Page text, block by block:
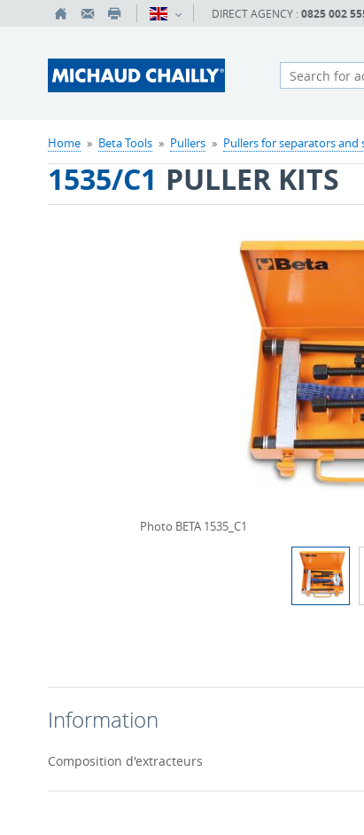
DIRECT AGENCY : 0825 002
Home » Beta Tools » Pullers » Pullers for separators and
1535/C1 PULLER KITS
Photo BETA 1535_C1
Information
Composition d'extracteurs